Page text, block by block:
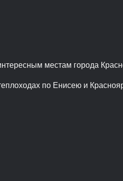
местам города
по Енисею и